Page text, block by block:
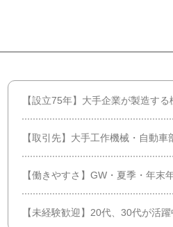
【設立75年】大手企業が製造す
【取引先】大手工作機械・自動
【働きやすさ】GW・夏季・年末
【未経験歓迎】20代、30代が活